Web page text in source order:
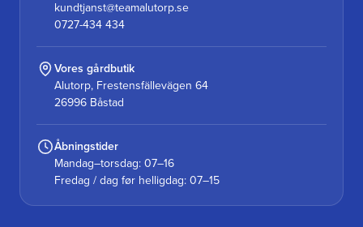
kundtjanst@teamalutorp.se
0727-434 434
Vores gårdbutik
Alutorp, Frestensfällevägen 64
26996 Båstad
Åbningstider
Mandag–torsdag: 07–16
Fredag / dag før helligdag: 07–15